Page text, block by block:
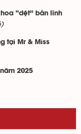
“dệt” bản lĩnh
tại Mr & Miss
2025